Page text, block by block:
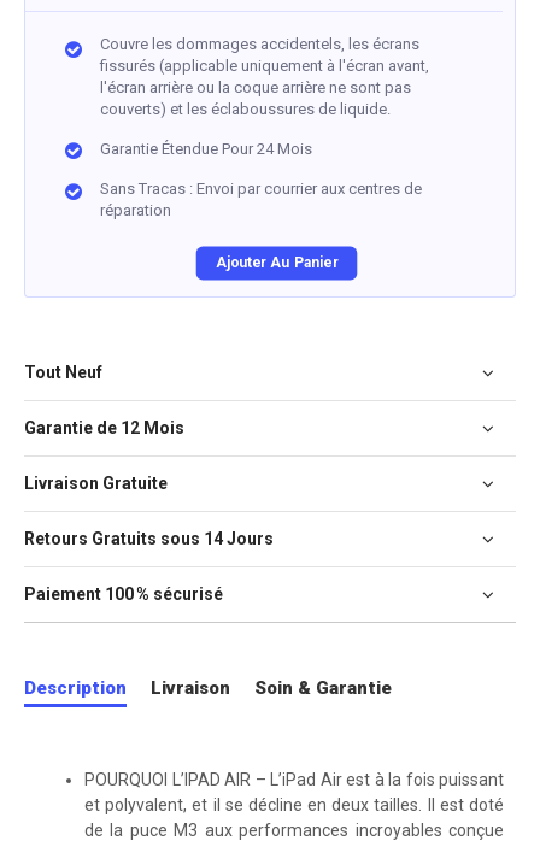
Couvre les dommages accidentels, les écrans
fissurés (applicable uniquement à l'écran avant,
l'écran arrière ou la coque arrière ne sont pas
couverts) et les éclaboussures de liquide.
Garantie Étendue Pour 24 Mois
Sans Tracas : Envoi par courrier aux centres de
réparation
Ajouter Au Panier
Tout Neuf
Garantie de 12 Mois
Livraison Gratuite
Retours Gratuits sous 14 Jours
Paiement 100 % sécurisé
Description Livraison Soin & Garantie
POURQUOI L’IPAD AIR – L’iPad Air est à la fois puissant
et polyvalent, et il se décline en deux tailles. Il est doté
de la puce M3 aux performances incroyables conçue